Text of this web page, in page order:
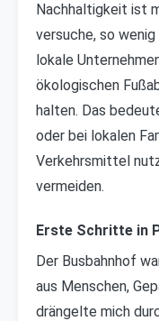
Nachhaltigkeit ist
versuche, so
lokale
ökologischen
halten. Das
oder bei lokalen
Verkehrsmittel
vermeiden.
Erste Schritte in
Der Busbahnhof
aus Menschen,
drängelte mich